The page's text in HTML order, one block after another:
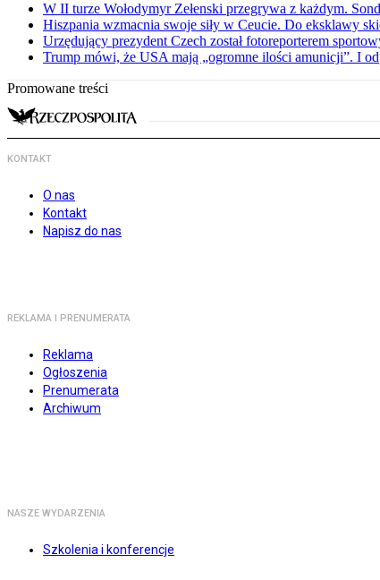
W II turze Wołodymyr Zełenski przegrywa z każdym.
Hiszpania wzmacnia swoje siły w Ceucie. Do eksklawy
Urzędujący prezydent Czech został fotoreporterem
Trump mówi, że USA mają „ogromne ilości amunicji”. I
Promowane treści
KONTAKT
O nas
Kontakt
Napisz do nas
REKLAMA I PRENUMERATA
Reklama
Ogłoszenia
Prenumerata
Archiwum
NASZE WYDARZENIA
Szkolenia i konferencje